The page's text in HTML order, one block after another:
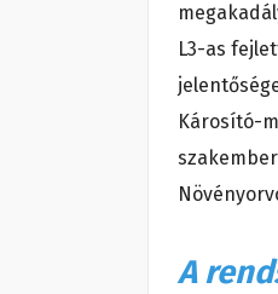
L3-as
Károsító-
A